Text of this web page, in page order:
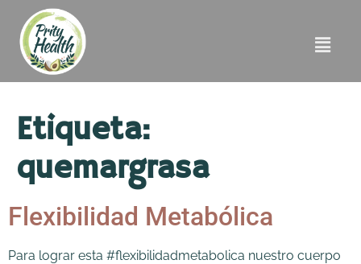
Etiqueta:
quemargrasa
Flexibilidad Metabólica
Para lograr esta #flexibilidadmetabolica nuestro cuerpo